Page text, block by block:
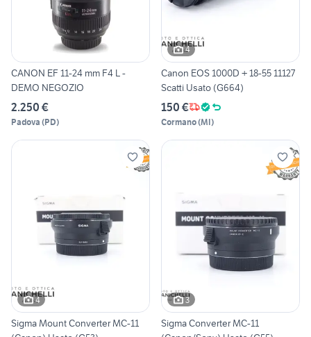
CANON EF 11-24 mm F4 L -
DEMO NEGOZIO
2.250 €
Padova (PD)
4
Canon EOS 1000D + 18-55 11127
Scatti Usato (G664)
150 €
Cormano(MI)
4
Sigma Mount Converter MC-11
3
Sigma Converter MC-11